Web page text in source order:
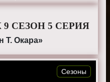
СЕЗОН 5 СЕРИЯ
Т. Окара»
Сезоны